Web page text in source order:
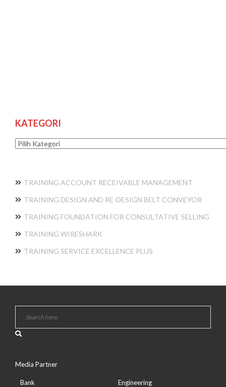
KATEGORI
Kategori
TRAINING ACCOUNT RECEIVABLE MANAGEMENT
TRAINING DESIGN AND RE-DESIGN BELT CONVEYOR
TRAINING FOUNDATION FOR CONSULTATIVE SELLING
TRAINING WIRESHARK
TRAINING SERVICE EXCELLENCE PLUS
Media Partner
Bank
Engineering